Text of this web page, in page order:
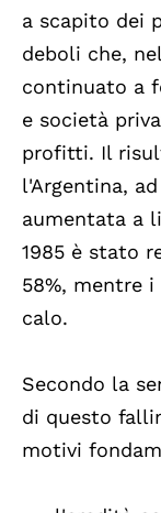
a scapito dei
deboli che,
continuato a
e società
profitti. Il
l'Argentina,
aumentata a
1985 è stato
58%, mentre
calo.
Secondo la
di questo
motivi